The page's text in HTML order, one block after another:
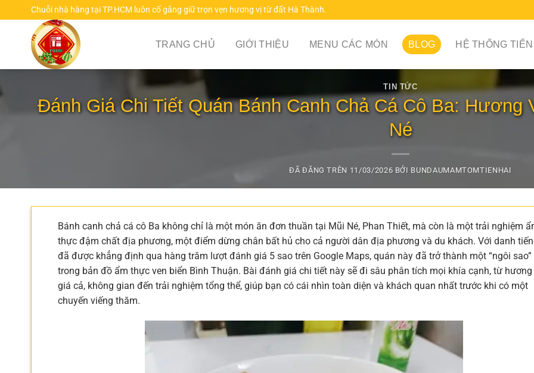
đến
Chuỗi nhà hàng tại TP.HCM luôn cố gắng giữ trọn vẹn hương vị từ đất Hà Thành.
TRANG CHỦ GIỚI THIỆU MENU CÁC MÓN BLOG HỆ THỐNG TIẾN
TIN TỨC
Đánh Giá Chi Tiết Quán Bánh Canh Chả Cá Cô Ba: Hương
Né
ĐÃ ĐĂNG TRÊN 11/03/2026 BỞI BUNDAUMAMTOMTIENHAI
Bánh canh chả cá cô Ba không chỉ là một món ăn đơn thuần tại Mũi Né, Phan Thiết, mà còn là một trải nghiệm
thực đậm chất địa phương, một điểm dừng chân bất hủ cho cả người dân địa phương và du khách. Với danh
đã được khẳng định qua hàng trăm lượt đánh giá 5 sao trên Google Maps, quán này đã trở thành một “ngôi sao”
trong bản đồ ẩm thực ven biển Bình Thuận. Bài đánh giá chi tiết này sẽ đi sâu phân tích mọi khía cạnh, từ hương
giá cả, không gian đến trải nghiệm tổng thể, giúp bạn có cái nhìn toàn diện và khách quan nhất trước khi có một
chuyến viếng thăm.